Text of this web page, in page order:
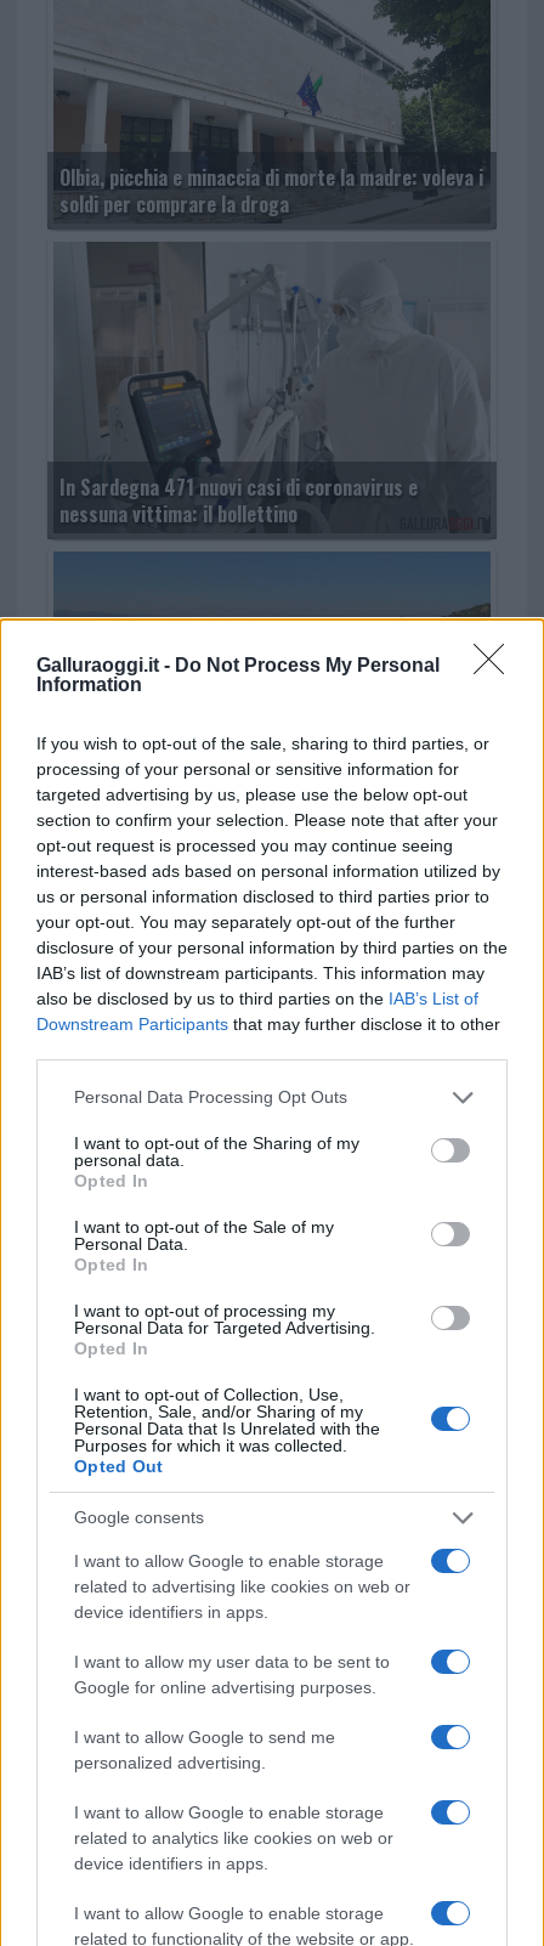
Galluraoggi.it - Do Not Process My Personal
Information
If you wish to opt-out of the sale, sharing to third parties, or
processing of your personal or sensitive information for
targeted advertising by us, please use the below opt-out
section to confirm your selection. Please note that after your
opt-out request is processed you may continue seeing
interest-based ads based on personal information utilized by
us or personal information disclosed to third parties prior to
your opt-out. You may separately opt-out of the further
disclosure of your personal information by third parties on the
IAB’s list of downstream participants. This information may
also be disclosed by us to third parties on the IAB’s List of
Downstream Participants that may further disclose it to other
Please note that this website/app uses one or more Google
not limited to your visit or usage behaviour. You may click to
grant or deny consent to Google and its third-party tags to
use your data for below specified purposes in below Google
consent section.
Personal Data Processing Opt Outs
I want to opt-out of the Sharing of my
personal data.
Opted In
I want to opt-out of the Sale of my
Personal Data.
Opted In
I want to opt-out of processing my
Personal Data for Targeted Advertising.
Opted In
I want to opt-out of Collection, Use,
Retention, Sale, and/or Sharing of my
Personal Data that Is Unrelated with the
Purposes for which it was collected.
Opted Out
Google consents
I want to allow Google to enable storage
related to advertising like cookies on web or
device identifiers in apps.
I want to allow my user data to be sent to
Google for online advertising purposes.
I want to allow Google to send me
personalized advertising.
I want to allow Google to enable storage
related to analytics like cookies on web or
device identifiers in apps.
I want to allow Google to enable storage
related to functionality of the website or app.
Olbia, picchia e minaccia di morte la madre: voleva i
soldi per comprare la droga
In Sardegna 471 nuovi casi di coronavirus e
nessuna vittima: il bollettino
In Gallura i paesi intorno ai mille abitanti rischiano
di sparire nei prossimi 20 anni